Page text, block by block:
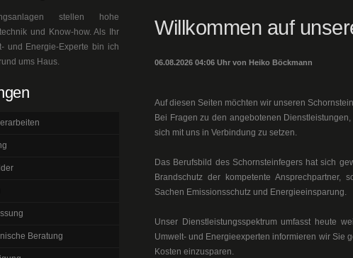
Willkommen auf
06.08.2026 04:06 Uhr von Heiko Böckmann
Auf diesen Seiten möchten wir unseren
Bei Fragen zu den angebotenen
sich mit uns in Verbindung zu setzen.
Das Berufsbild des Schornsteinfegers hat sich
Brandschutz der kompetente
Sachen Emissionsschutz und Energieeinsparung.
Unser Dienstleistungsspektrum umfasst heute
Umwelt- und Energieexperten informieren wir Sie
Kosten einzusparen.
stellen hohe
und Know-how. Als Ihr
und Energie-Experte bin ich
ums Haus.
Beratung